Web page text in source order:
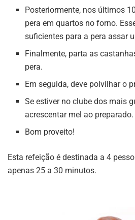
Posteriormente, nos últimos
pera em quartos no forno.
suficientes para a pera assar
Finalmente, parta as
pera.
Em seguida, deve polvilhar o
Se estiver no clube dos mais
acrescentar mel ao preparado.
Bom proveito!
Esta refeição é destinada a 4
apenas 25 a 30 minutos.